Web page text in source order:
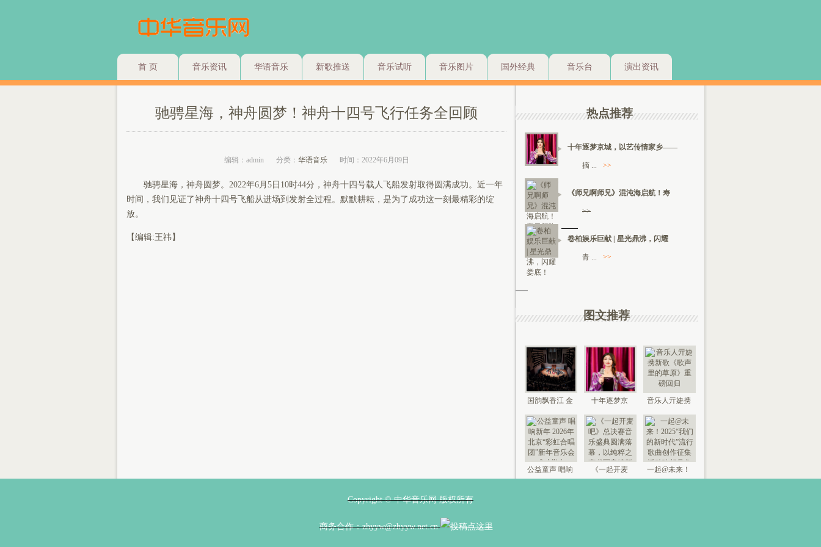
首 页 音乐资讯 华语音乐 新歌推送 音乐试听 音乐图片 国外经典 音乐台 演出资讯
驰骋星海，神舟圆梦！神舟十四号飞行任务全回顾
编辑：admin 分类： 华语音乐 时间：2022年6月09日
驰骋星海，神舟圆梦。2022年6月5日10时44分，神舟十四号载人飞船发射取得圆满成功。近一年
时间，我们见证了神舟十四号飞船从进场到发射全过程。默默耕耘，是为了成功这一刻最精彩的绽
放。
【编辑:王祎】
热点推荐
十年逐梦京城，以艺传情家乡——
摘 ... >>
《师兄啊师兄》混沌海启航！寿
>>
卷柏娱乐巨献 | 星光鼎沸，闪耀
青 ... >>
图文推荐
国韵飘香江 金
钟鸣未来 “时代
国
十年逐梦京
城，以艺传情
家乡——
音乐人亓婕携
新歌《歌声里
的草
公益童声 唱响
《一起开麦
一起@未来！
Copyright © 中华音乐网 版权所有
商务合作：zhyyw@zhyyw.net.cn